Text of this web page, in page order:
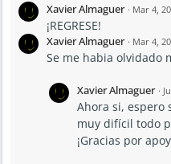
Xavier Almaguer · Mar 4,
¡REGRESE!
Xavier Almaguer · Mar 4,
Se me habia olvidado
Xavier Almaguer ·
Ahora si, espero
muy difícil todo
¡Gracias por